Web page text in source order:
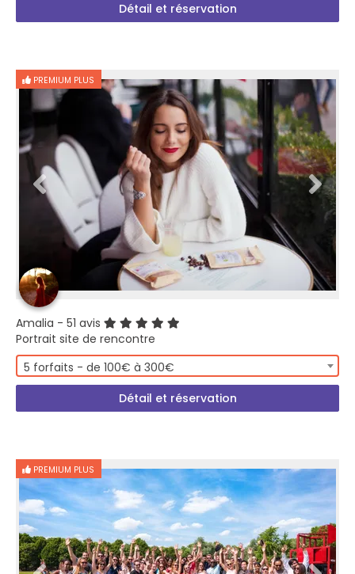
Détail et réservation
PREMIUM PLUS
Amalia - 51 avis
Portrait site de rencontre
5 forfaits - de 100€ à 300€
Détail et réservation
PREMIUM PLUS